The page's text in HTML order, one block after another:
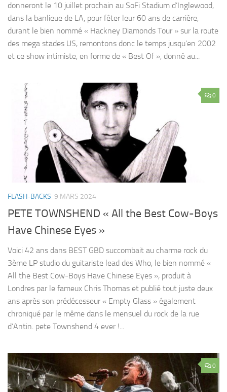
donneront le 10 juillet prochain au SoFi Stadium d’Inglewood,
dans la banlieue de LA, pour fêter leur 60 ans de carrière,
durant le bien nommé « Hackney Diamonds Tour » sur la route
des mega stades US, remontons donc le temps jusqu’en 2002
et ce show intimiste, en forme de « Best Of », donné au...
0
FLASH-BACKS 9 MARS 2024
PETE TOWNSHEND « All the Best Cow-Boys
Have Chinese Eyes »
Voici 42 ans dans BEST GBD succombait au charme rock du
3ème LP studio du guitariste lead des Who, le bien nommé «
All the Best Cow-Boys Have Chinese Eyes », produit à
Londres par le fameux Chris Thomas et publié tout juste deux
ans après son prédécesseur « Empty Glass » également
chroniqué par le même dans le mensuel du rock de la rue
d’Antin. pete Townshend 4 ever !...
0